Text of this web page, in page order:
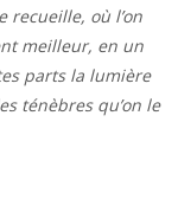
recueille, où l’on
meilleur, en un
parts la lumière
ténèbres qu’on le